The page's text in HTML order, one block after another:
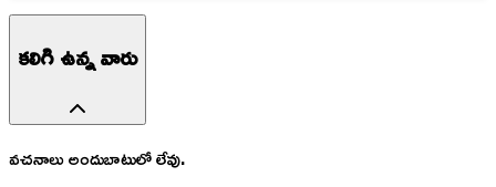
కలిగి ఉన్న వారు
వచనాలు అందుబాటులో లేవు.